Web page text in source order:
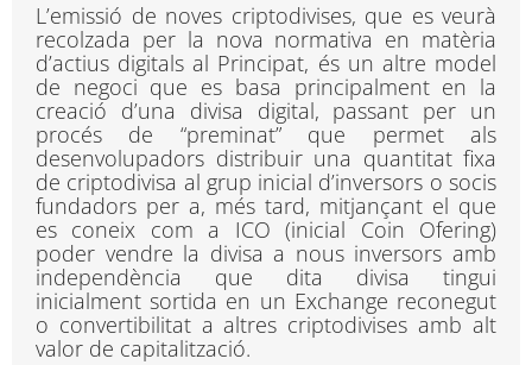
L’emissió de noves criptodivises, que es veurà
recolzada per la nova normativa en matèria
d’actius digitals al Principat, és un altre model
de negoci que es basa principalment en la
creació d’una divisa digital, passant per un
procés de “preminat” que permet als
desenvolupadors distribuir una quantitat fixa
de criptodivisa al grup inicial d’inversors o socis
fundadors per a, més tard, mitjançant el que
es coneix com a ICO (inicial Coin Ofering)
poder vendre la divisa a nous inversors amb
independència que dita divisa tingui
inicialment sortida en un Exchange reconegut
o convertibilitat a altres criptodivises amb alt
valor de capitalització.